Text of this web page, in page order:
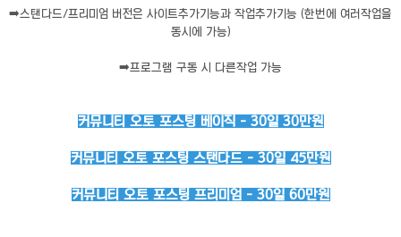
➡️스탠다드/프리미엄 버전은 사이트추가기능과 작업추가기능 (한번에 여러작업을
동시에 가능)
➡️프로그램 구동 시 다른작업 가능
커뮤니티 오토 포스팅 베이직 - 30일 30만원
커뮤니티 오토 포스팅 스탠다드 - 30일 45만원
커뮤니티 오토 포스팅 프리미엄 - 30일 60만원